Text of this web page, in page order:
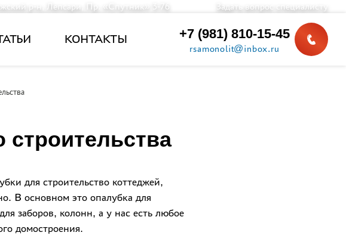
р-н, Лепсари, Пр. «Спутник» 3-76 Задать вопрос специалисту
КОНТАКТЫ +7 (981) 810-15-45
rsamonolit@inbox.ru
строительства
для строительство коттеджей,
В основном это опалубка для
заборов, колонн, а у нас есть любое
домостроения.